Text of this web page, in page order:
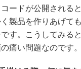
ードが公開される
製品を作りあげて
す。こうしてみる
痛い問題なのです。